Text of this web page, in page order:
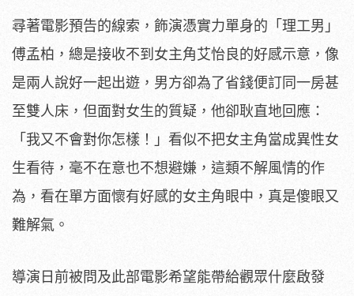
尋著電影預告的線索，飾演憑實力單身的「理工男」
傅孟柏，總是接收不到女主角艾怡良的好感示意，像
是兩人說好一起出遊，男方卻為了省錢便訂同一房甚
至雙人床，但面對女生的質疑，他卻耿直地回應：
「我又不會對你怎樣！」看似不把女主角當成異性女
生看待，毫不在意也不想避嫌，這類不解風情的作
為，看在單方面懷有好感的女主角眼中，真是傻眼又
難解氣。
導演日前被問及此部電影希望能帶給觀眾什麼啟發